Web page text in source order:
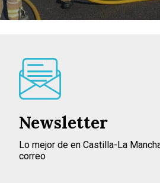
Newsletter
Lo mejor de en Castilla-La
correo